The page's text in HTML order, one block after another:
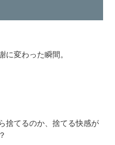
に変わった瞬間。
捨てるのか、捨てる快感が